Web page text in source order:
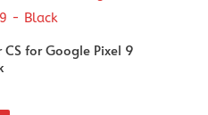
for Google Pixel 9